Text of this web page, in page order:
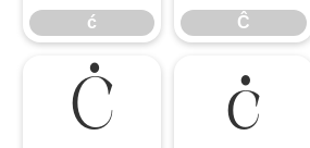
ć Ĉ
Ċ ċ